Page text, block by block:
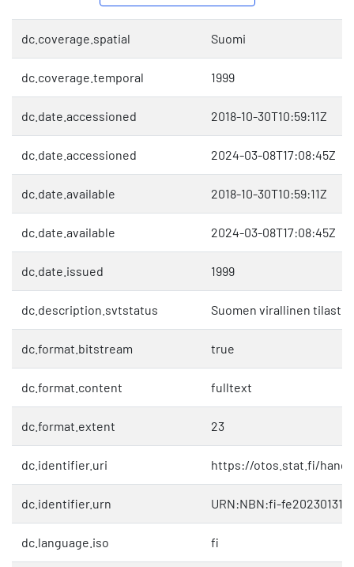
dc.coverage.spatial Suomi
dc.coverage.temporal 1999
dc.date.accessioned 2018-10-30T10:59:11Z
dc.date.accessioned 2024-03-08T17:08:45Z
dc.date.available 2018-10-30T10:59:11Z
dc.date.available 2024-03-08T17:08:45Z
dc.date.issued 1999
dc.description.svtstatus Suomen virallinen tilasto
dc.format.bitstream true
dc.format.content fulltext
dc.format.extent 23
dc.identifier.uri https://otos.stat.fi/
dc.identifier.urn URN:NBN:fi-
dc.language.iso fi